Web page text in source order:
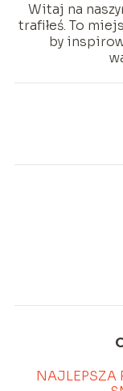
Witaj na
trafiłeś. To
by
NAJLEPSZA